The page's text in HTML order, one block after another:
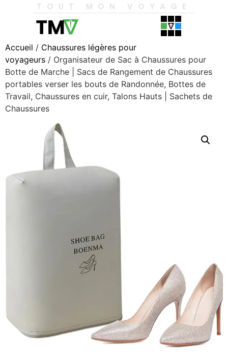
TOUT MON VOYAGE
Accueil / Chaussures légères pour
voyageurs / Organisateur de Sac à Chaussures pour
Botte de Marche | Sacs de Rangement de Chaussures
portables verser les bouts de Randonnée, Bottes de
Travail, Chaussures en cuir, Talons Hauts | Sachets de
Chaussures